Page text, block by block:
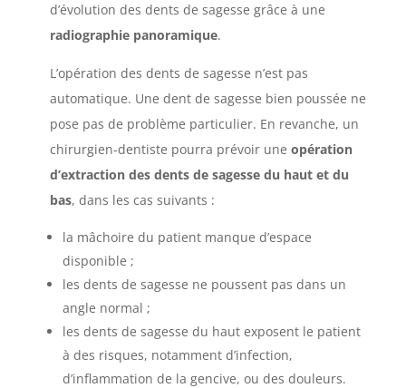
d’évolution des dents de sagesse grâce à une
radiographie panoramique.
L’opération des dents de sagesse n’est pas
automatique. Une dent de sagesse bien poussée ne
pose pas de problème particulier. En revanche, un
chirurgien-dentiste pourra prévoir une opération
d’extraction des dents de sagesse du haut et du
bas, dans les cas suivants :
la mâchoire du patient manque d’espace
disponible ;
les dents de sagesse ne poussent pas dans un
angle normal ;
les dents de sagesse du haut exposent le patient
à des risques, notamment d’infection,
d’inflammation de la gencive, ou des douleurs.